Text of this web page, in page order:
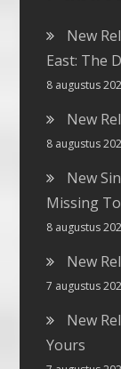
New
East: The
8 augustus
New
8 augustus
New
Missing
8 augustus
New
7 augustus
New
Yours